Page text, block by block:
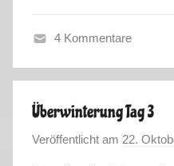
o
m
m
e
4 Kommentare
Überwinterung Tag 3
Veröffentlicht am 22.